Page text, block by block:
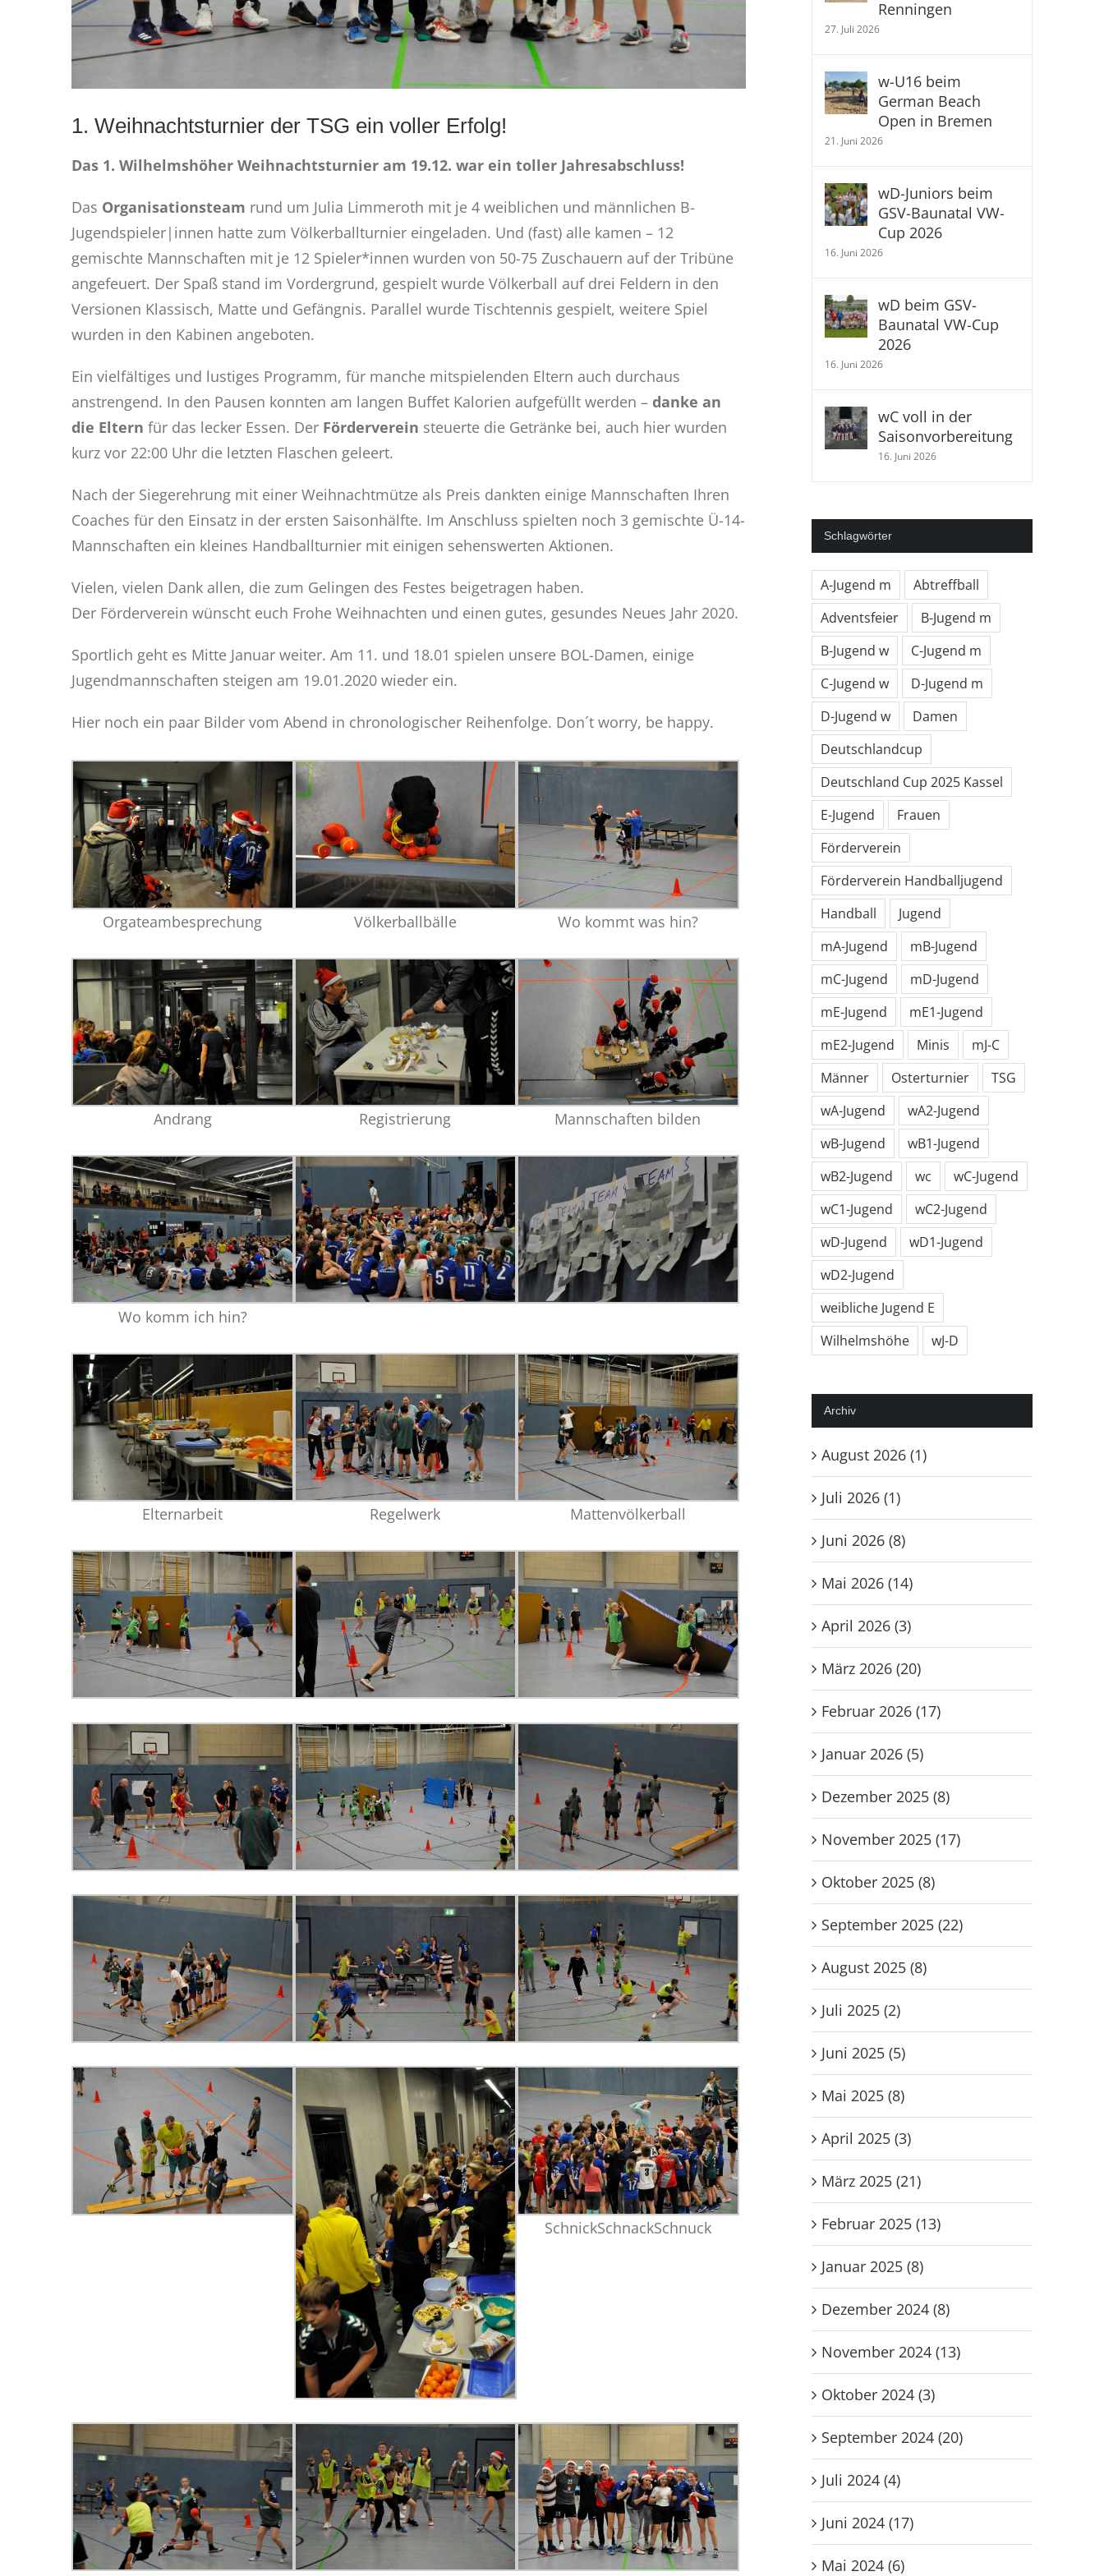
1. Weihnachtsturnier der TSG ein voller Erfolg!
Das 1. Wilhelmshöher Weihnachtsturnier am 19.12. war ein toller Jahresabschluss!
Das Organisationsteam rund um Julia Limmeroth mit je 4 weiblichen und männlichen B-
Jugendspieler|innen hatte zum Völkerballturnier eingeladen. Und (fast) alle kamen – 12
gemischte Mannschaften mit je 12 Spieler*innen wurden von 50-75 Zuschauern auf der Tribüne
angefeuert. Der Spaß stand im Vordergrund, gespielt wurde Völkerball auf drei Feldern in den
Versionen Klassisch, Matte und Gefängnis. Parallel wurde Tischtennis gespielt, weitere Spiel
wurden in den Kabinen angeboten.
Ein vielfältiges und lustiges Programm, für manche mitspielenden Eltern auch durchaus
anstrengend. In den Pausen konnten am langen Buffet Kalorien aufgefüllt werden – danke an
die Eltern für das lecker Essen. Der Förderverein steuerte die Getränke bei, auch hier wurden
kurz vor 22:00 Uhr die letzten Flaschen geleert.
Nach der Siegerehrung mit einer Weihnachtmütze als Preis dankten einige Mannschaften Ihren
Coaches für den Einsatz in der ersten Saisonhälfte. Im Anschluss spielten noch 3 gemischte Ü-14-
Mannschaften ein kleines Handballturnier mit einigen sehenswerten Aktionen.
Vielen, vielen Dank allen, die zum Gelingen des Festes beigetragen haben.
Der Förderverein wünscht euch Frohe Weihnachten und einen gutes, gesundes Neues Jahr 2020.
Sportlich geht es Mitte Januar weiter. Am 11. und 18.01 spielen unsere BOL-Damen, einige
Jugendmannschaften steigen am 19.01.2020 wieder ein.
Hier noch ein paar Bilder vom Abend in chronologischer Reihenfolge. Don´t worry, be happy.
Orgateambesprechung Völkerballbälle Wo kommt was hin?
Andrang Registrierung Mannschaften bilden
Wo komm ich hin?
Elternarbeit Regelwerk Mattenvölkerball
SchnickSchnackSchnuck
Renningen
27. Juli 2026
w-U16 beim
German Beach
Open in Bremen
21. Juni 2026
wD-Juniors beim
GSV-Baunatal VW-
Cup 2026
16. Juni 2026
wD beim GSV-
Baunatal VW-Cup
2026
16. Juni 2026
wC voll in der
Saisonvorbereitung
16. Juni 2026
Schlagwörter
A-Jugend m
Abtreffball
Adventsfeier
B-Jugend m
B-Jugend w
C-Jugend m
C-Jugend w
D-Jugend m
D-Jugend w
Damen
Deutschlandcup
Deutschland Cup 2025 Kassel
E-Jugend
Frauen
Förderverein
Förderverein Handballjugend
Handball
Jugend
mA-Jugend
mB-Jugend
mC-Jugend
mD-Jugend
mE-Jugend
mE1-Jugend
mE2-Jugend
Minis
mJ-C
Männer
Osterturnier
TSG
wA-Jugend
wA2-Jugend
wB-Jugend
wB1-Jugend
wB2-Jugend
wc
wC-Jugend
wC1-Jugend
wC2-Jugend
wD-Jugend
wD1-Jugend
wD2-Jugend
weibliche Jugend E
Wilhelmshöhe
wJ-D
Archiv
August 2026 (1)
Juli 2026 (1)
Juni 2026 (8)
Mai 2026 (14)
April 2026 (3)
März 2026 (20)
Februar 2026 (17)
Januar 2026 (5)
Dezember 2025 (8)
November 2025 (17)
Oktober 2025 (8)
September 2025 (22)
August 2025 (8)
Juli 2025 (2)
Juni 2025 (5)
Mai 2025 (8)
April 2025 (3)
März 2025 (21)
Februar 2025 (13)
Januar 2025 (8)
Dezember 2024 (8)
November 2024 (13)
Oktober 2024 (3)
September 2024 (20)
Juli 2024 (4)
Juni 2024 (17)
Mai 2024 (6)